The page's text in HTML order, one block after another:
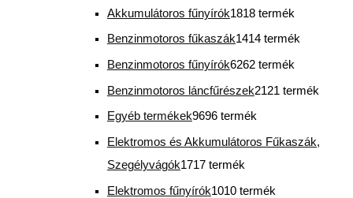
Akkumulátoros fűnyírók1818 termék
Benzinmotoros fűkaszák1414 termék
Benzinmotoros fűnyírók6262 termék
Benzinmotoros láncfűrészek2121 termék
Egyéb termékek9696 termék
Elektromos és Akkumulátoros Fűkaszák,
Szegélyvágók1717 termék
Elektromos fűnyírók1010 termék